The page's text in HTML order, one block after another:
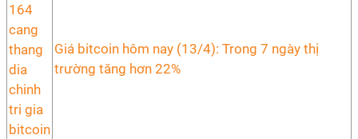
Giá bitcoin hôm nay (13/4): Trong 7 ngày thị
trường tăng hơn 22%